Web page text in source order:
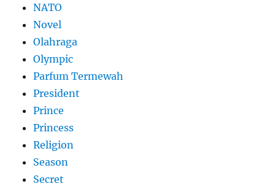
NATO
Novel
Olahraga
Olympic
Parfum Termewah
President
Prince
Princess
Religion
Season
Secret